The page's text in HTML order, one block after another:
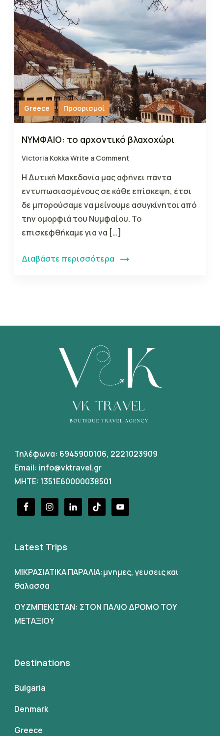
Greece Προορισμοί
ΝΥΜΦΑΙΟ: το αρχοντικό βλαχοχώρι
Victoria KokkaWrite a Comment
Η Δυτική Μακεδονία μας αφήνει πάντα
εντυπωσιασμένους σε κάθε επίσκεψη, έτσι
δε μπορούσαμε να μείνουμε ασυγκίνητοι από
την ομορφιά του Νυμφαίου. Το
επισκεφθήκαμε για να […]
Διαβάστε περισσότερα
Τηλέφωνα: 6945900106, 2221023909
Email: info@vktravel.gr
MHTE: 1351E60000038501
Latest Trips
ΜΙΚΡΑΣΙΑΤΙΚΑ ΠΑΡΑΛΙΑ:μνημες, γευσεις και
θαλασσα
ΟΥΖΜΠΕΚΙΣΤΑΝ: ΣΤΟΝ ΠΑΛΙΟ ΔΡΟΜΟ ΤΟΥ
ΜΕΤΑΞΙΟΥ
Destinations
Bulgaria
Denmark
Greece